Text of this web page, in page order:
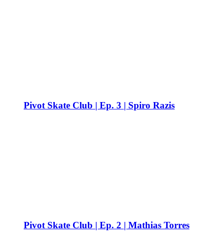
Pivot Skate Club | Ep. 3 | Spiro Razis
Pivot Skate Club | Ep. 2 | Mathias Torres